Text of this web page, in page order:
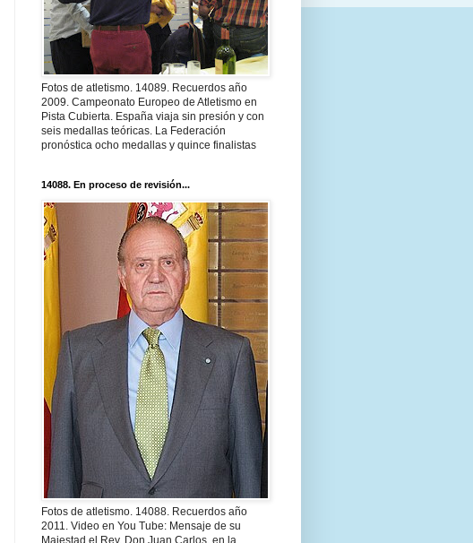
Fotos de atletismo. 14089. Recuerdos año
2009. Campeonato Europeo de Atletismo en
Pista Cubierta. España viaja sin presión y con
seis medallas teóricas. La Federación
pronóstica ocho medallas y quince finalistas
14088. En proceso de revisión...
Fotos de atletismo. 14088. Recuerdos año
2011. Video en You Tube: Mensaje de su
Majestad el Rey, Don Juan Carlos, en la